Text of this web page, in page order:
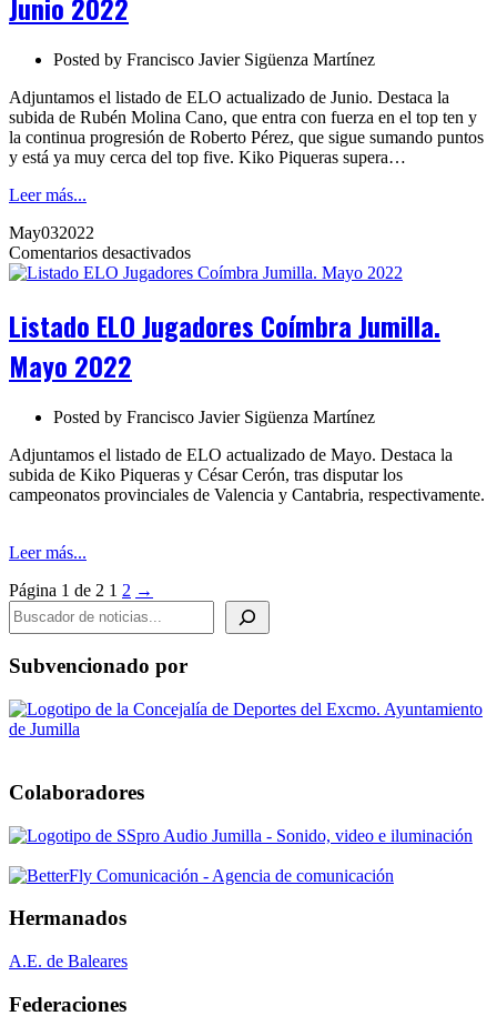
Posted by Francisco Javier Sigüenza Martínez
Adjuntamos el listado de ELO actualizado de Junio. Destaca la
subida de Rubén Molina Cano, que entra con fuerza en el top ten y
la continua progresión de Roberto Pérez, que sigue sumando puntos
y está ya muy cerca del top five. Kiko Piqueras supera…
Leer más...
May032022
Comentarios desactivadosen
Listado
Coímbra
Listado ELO Jugadores Coímbra Jumilla.
Mayo 2022
Posted by Francisco Javier Sigüenza Martínez
Adjuntamos el listado de ELO actualizado de Mayo. Destaca la
subida de Kiko Piqueras y César Cerón, tras disputar los
campeonatos provinciales de Valencia y Cantabria, respectivamente.
Leer más...
Página 1 de 2 1 2 →
BUSCADOR DE NOTICIAS
Subvencionado por
Colaboradores
Hermanados
A.E. de Baleares
Federaciones